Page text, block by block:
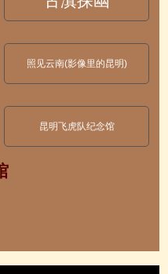
照见云南(影像里的昆明)
昆明飞虎队纪念馆